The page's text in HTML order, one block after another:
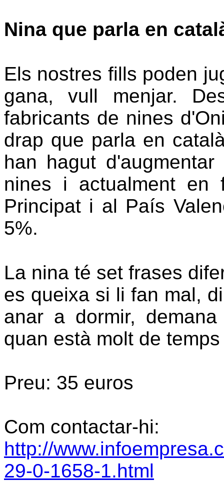
Nina que parla en
Els nostres fills poden
gana, vull menjar.
fabricants de nines
drap que parla en
han hagut
nines i actualment en
Principat i al País
5%.
La nina té set frases
es queixa si li fan mal,
anar a dormir,
quan està molt de
Preu: 35 euros
Com contactar-hi:
http://
29-0-1658-1.html